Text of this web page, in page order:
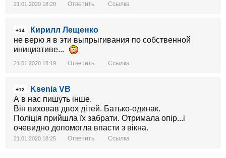
21.01.2020 18:20 Ответить Ссылка
+14
Кирилл Лещенко
не верю я в эти выпрыгивания по собственной
инициативе...
21.01.2020 18:19 Ответить Ссылка
+12
Ksenia VB
А в нас пишуть інше.
Він виховав двох дітей. Батько-одинак.
Поліція прийшла їх забрати. Отримала опір...і
очевидно допомогла впасти з вікна.
21.01.2020 18:25 Ответить Ссылка